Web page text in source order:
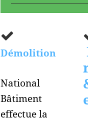
Démolition
National
Bâtiment
effectue la